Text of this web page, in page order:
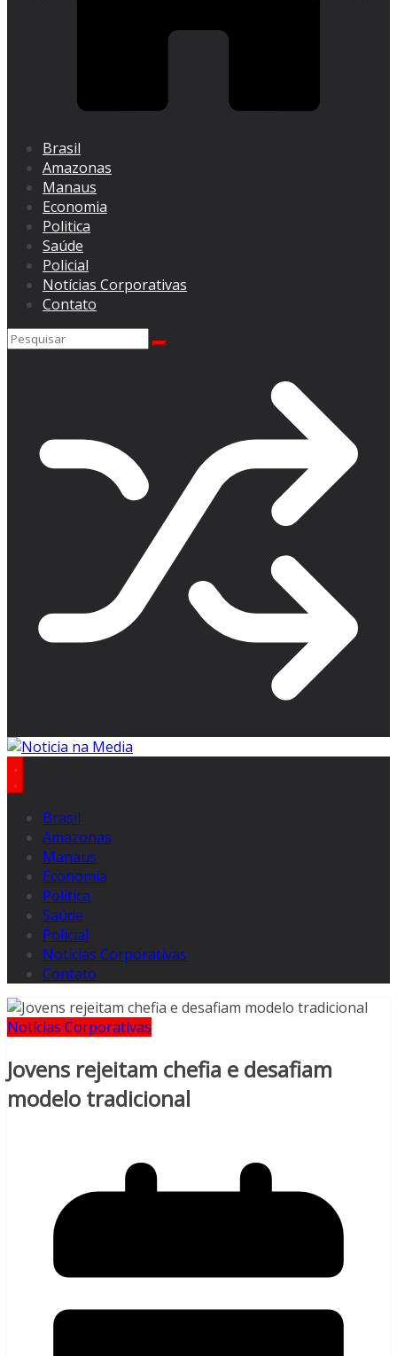
Brasil
Amazonas
Manaus
Economia
Politica
Saúde
Policial
Notícias Corporativas
Contato
Brasil
Amazonas
Manaus
Economia
Politica
Saúde
Policial
Notícias Corporativas
Contato
Notícias Corporativas
Jovens rejeitam chefia e desafiam
modelo tradicional